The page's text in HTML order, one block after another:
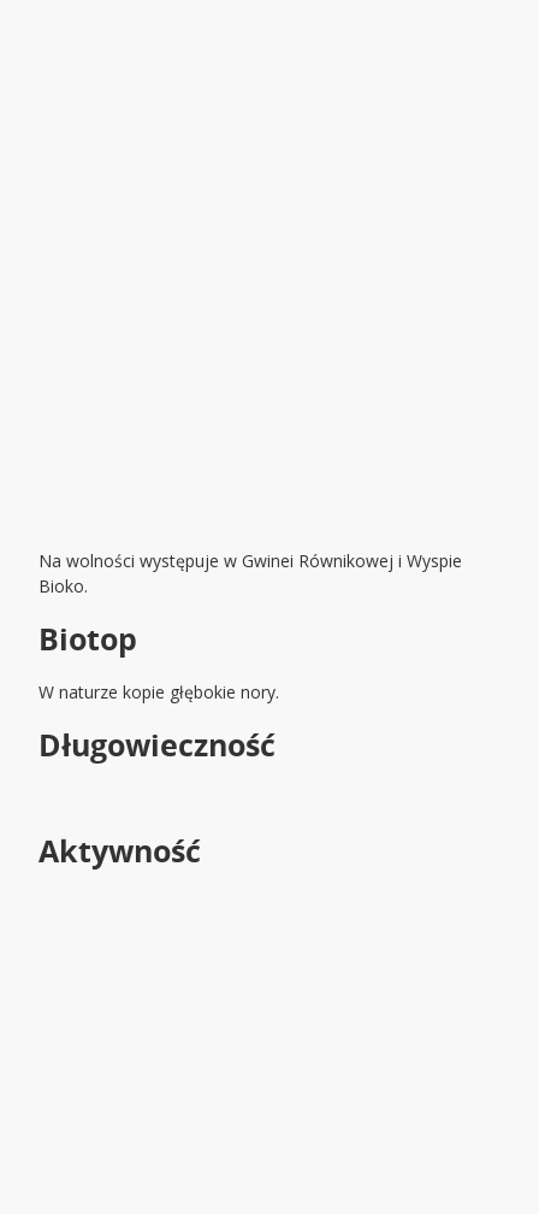
Na wolności występuje w Gwinei Równikowej i Wyspie
Bioko.
Biotop
W naturze kopie głębokie nory.
Długowieczność
Aktywność